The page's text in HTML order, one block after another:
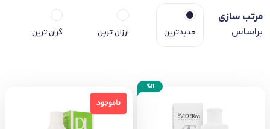
مرتب سازی
براساس
جدیدترین ارزان ترین گران ترین
%11
ناموجود
ناموجود